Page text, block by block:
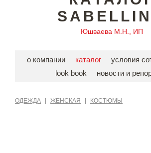
Юшваева М.Н., ИП
о компании каталог
условия
look book
новости и
ОДЕЖДА ЖЕНСКАЯ КОСТЮМЫ